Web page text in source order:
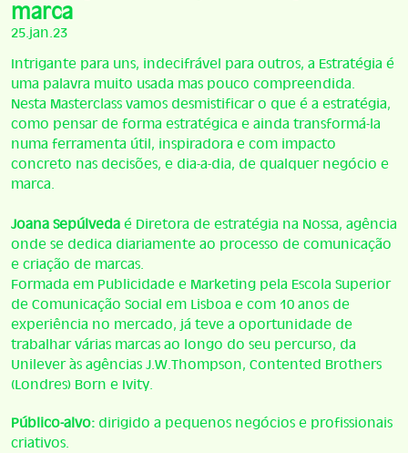
marca
25.jan.23
Intrigante para uns, indecifrável para outros, a Estratégia é
uma palavra muito usada mas pouco compreendida.
Nesta Masterclass vamos desmistificar o que é a estratégia,
como pensar de forma estratégica e ainda transformá-la
numa ferramenta útil, inspiradora e com impacto
concreto nas decisões, e dia-a-dia, de qualquer negócio e
marca.
Joana Sepúlveda é Diretora de estratégia na Nossa, agência
onde se dedica diariamente ao processo de comunicação
e criação de marcas.
Formada em Publicidade e Marketing pela Escola Superior
de Comunicação Social em Lisboa e com 10 anos de
experiência no mercado, já teve a oportunidade de
trabalhar várias marcas ao longo do seu percurso, da
Unilever às agências J.W.Thompson, Contented Brothers
(Londres) Born e Ivity.
Público-alvo: dirigido a pequenos negócios e profissionais
criativos.